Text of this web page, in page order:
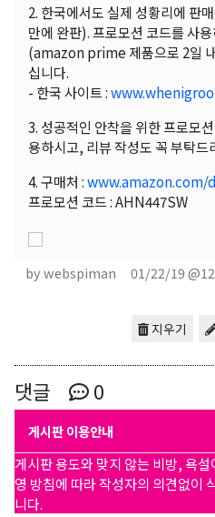
2. 한국에서도 실제 성황리에 판
만에 완판). 프로모션 코드를 사
(amazon prime 제품으로 2일
십니다.
- 한국 사이트 :
3. 성공적인 안착을 위한 프로모
용하시고, 리뷰 작성도 꼭 부탁드
4. 구매처 :www.amazon.com/
프로모션 코드 : AHN447SW
by webspiman 01/22/19
지우기
댓글 0
게시판 이용안내
게시판 용도와 맞지 않는 비방, 욕
영 방침에 따라 작성자의 의견없이
니다.